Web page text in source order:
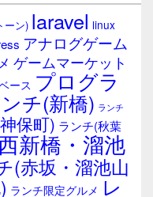
ーン) laravel linux
アナログゲーム
ゲームマーケット
ース プログラ
チ(新橋) ランチ
保町) ランチ(秋葉
新橋・溜池
(赤坂・溜池山
ランチ限定グルメ レ